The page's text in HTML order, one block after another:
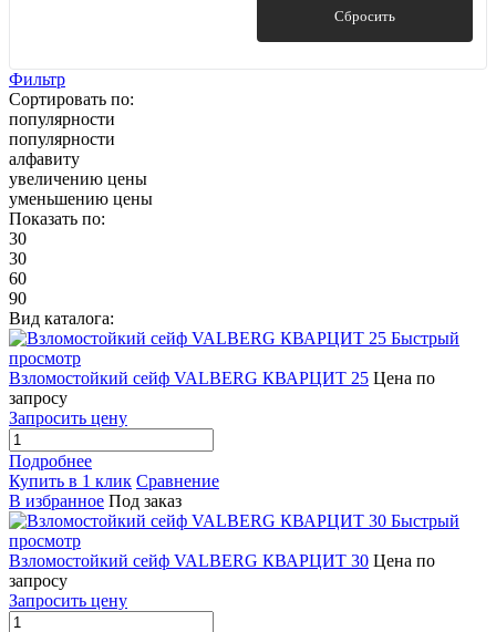
Полимерно-порошковая краска
Порошковое
Показать ещё 10
Сбросить
Фильтр
Сортировать по:
популярности
популярности
алфавиту
увеличению цены
уменьшению цены
Показать по:
30
30
60
90
Вид каталога:
Быстрый
просмотр
Взломостойкий сейф VALBERG КВАРЦИТ 25 Цена по
запросу
Запросить цену
Подробнее
Купить в 1 клик Сравнение
В избранное Под заказ
Быстрый
просмотр
Взломостойкий сейф VALBERG КВАРЦИТ 30 Цена по
запросу
Запросить цену